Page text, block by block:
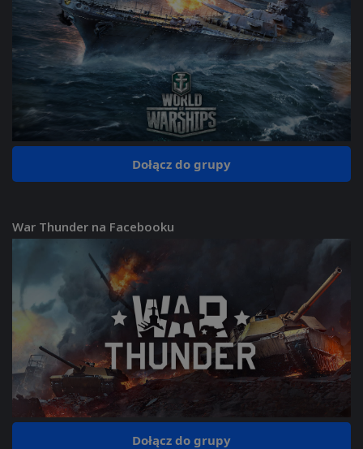
Dołącz do grupy
War Thunder na Facebooku
Dołącz do grupy